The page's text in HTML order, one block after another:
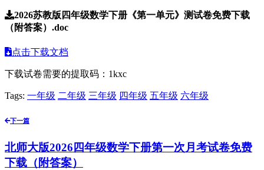
2026苏教版四年级数学下册《第一单元》测试卷免费下载
（附答案）.doc
点击下载文档
下载试卷需要的提取码： 1kxc
Tags: 一年级 二年级 三年级 四年级 五年级 六年级
下一篇
北师大版2026四年级数学下册第一次月考试卷免费
下载（附答案）